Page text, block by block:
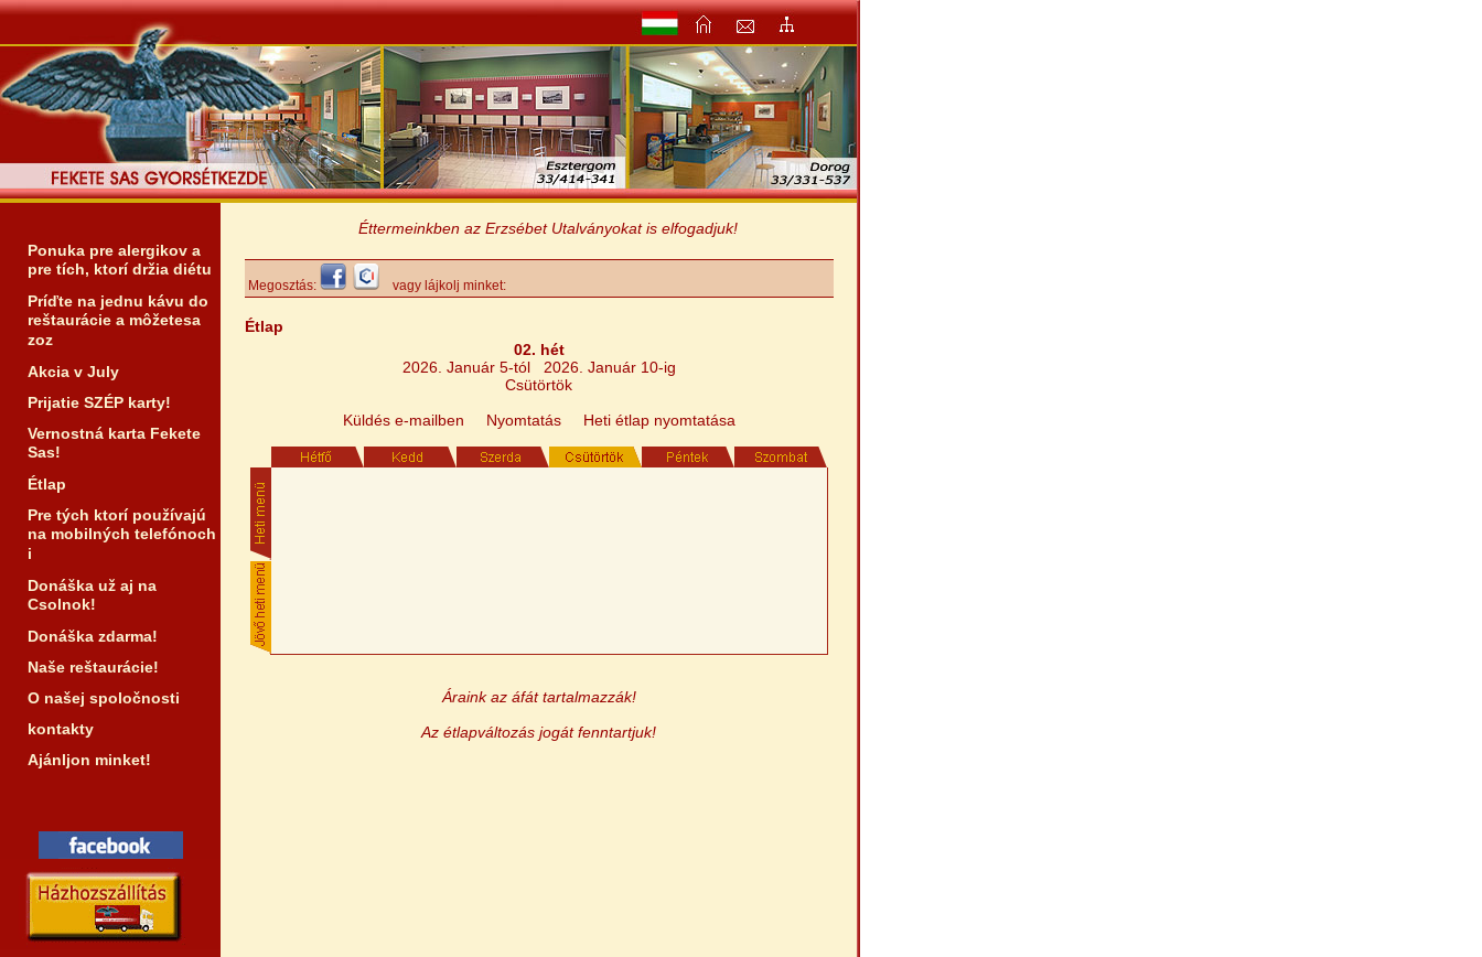
Ponuka pre alergikov a
pre tích, ktorí držia diétu
Príďte na jednu kávu do
reštaurácie a môžetesa
zoz
Akcia v July
Prijatie SZÉP karty!
Vernostná karta Fekete
Sas!
Étlap
Pre tých ktorí používajú
na mobilných telefónoch
i
Donáška už aj na
Csolnok!
Donáška zdarma!
Naše reštaurácie!
O našej spoločnosti
kontakty
Ajánljon minket!
Éttermeinkben az Erzsébet Utalványokat is elfogadjuk!
Megosztás: vagy lájkolj minket:
Étlap
02. hét
2026. Január 5-tól 2026. Január 10-ig
Csütörtök
Küldés e-mailben
Nyomtatás Heti étlap nyomtatása
Áraink az áfát tartalmazzák!
Az étlapváltozás jogát fenntartjuk!